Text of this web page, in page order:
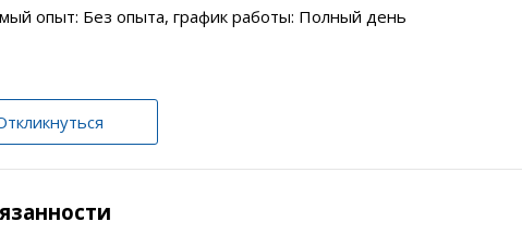
опыт: Без опыта, график работы: Полный день